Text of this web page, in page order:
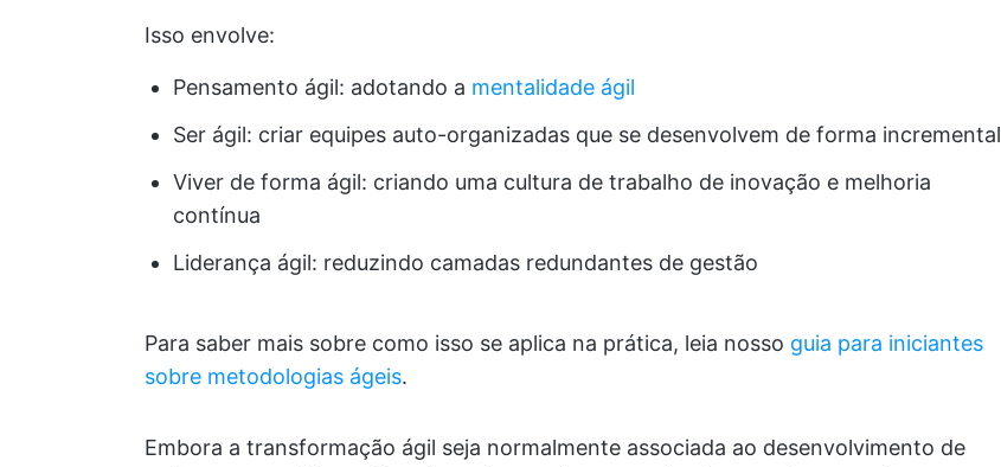
Isso envolve:
Pensamento ágil: adotando a mentalidade ágil
Ser ágil: criar equipes auto-organizadas que se desenvolvem de forma incremental
Viver de forma ágil: criando uma cultura de trabalho de inovação e melhoria
contínua
Liderança ágil: reduzindo camadas redundantes de gestão
Para saber mais sobre como isso se aplica na prática, leia nosso guia para iniciantes
sobre metodologias ágeis.
Embora a transformação ágil seja normalmente associada ao desenvolvimento de